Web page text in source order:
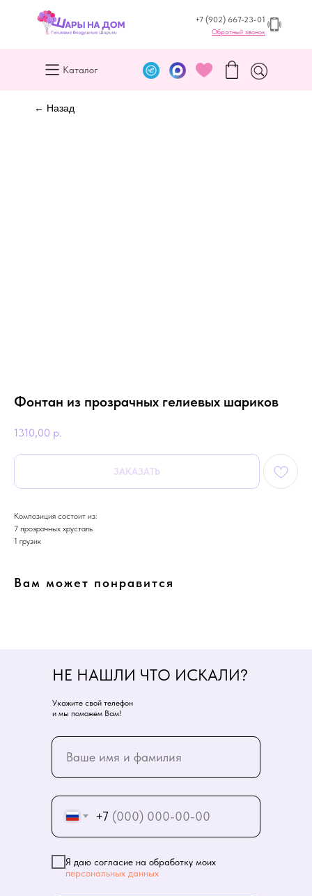
+7 (902) 667-23-01
Обратный звонок
Каталог
← Назад
Фонтан из прозрачных гелиевых шариков
1310,00 р.
ЗАКАЗАТЬ
Композиция состоит из:
7 прозрачных хрусталь
1 грузик
Вам может понравится
+7
Я даю согласие на обработку моих
персональных данных
НЕ НАШЛИ ЧТО ИСКАЛИ?
Укажите свой телефон
и мы поможем Вам!